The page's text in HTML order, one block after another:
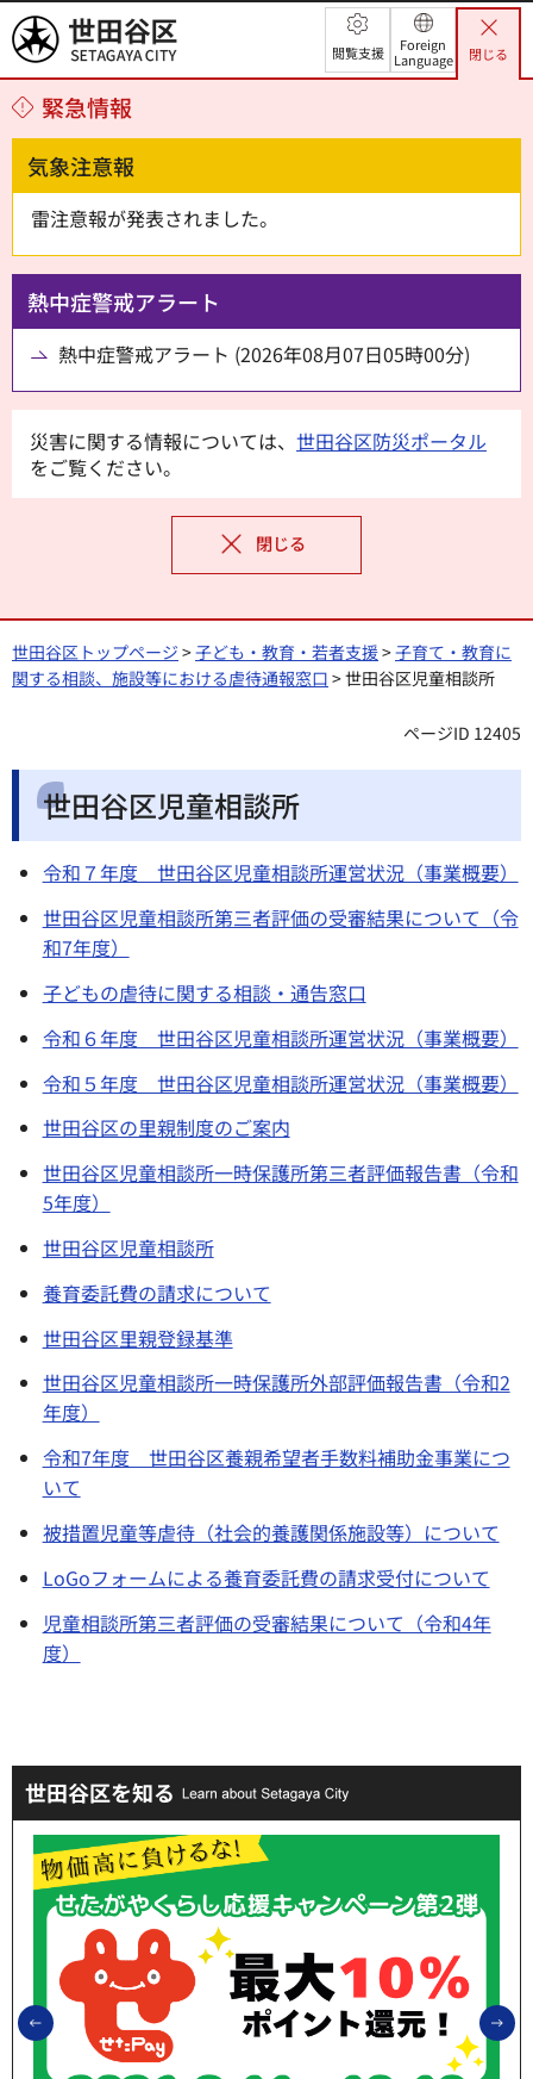
世田谷区 閲覧支援
Foreign
Language
閉じる
緊急情報
気象注意報
雷注意報が発表されました。
熱中症警戒アラート
熱中症警戒アラート (2026年08月07日05時00分)
災害に関する情報については、 世田谷区防災ポータル
をご覧ください。
閉じる
世田谷区トップページ >子ども・教育・若者支援>子育て・教育に
関する相談、施設等における虐待通報窓口 > 世田谷区児童相談所
ページID 12405
世田谷区児童相談所
令和７年度 世田谷区児童相談所運営状況（事業概要）
世田谷区児童相談所第三者評価の受審結果について（令
和7年度）
子どもの虐待に関する相談・通告窓口
令和６年度 世田谷区児童相談所運営状況（事業概要）
令和５年度 世田谷区児童相談所運営状況（事業概要）
世田谷区の里親制度のご案内
世田谷区児童相談所一時保護所第三者評価報告書（令和
5年度）
世田谷区児童相談所
養育委託費の請求について
世田谷区里親登録基準
世田谷区児童相談所一時保護所外部評価報告書（令和2
年度）
令和7年度 世田谷区養親希望者手数料補助金事業につ
いて
被措置児童等虐待（社会的養護関係施設等）について
LoGoフォームによる養育委託費の請求受付について
児童相談所第三者評価の受審結果について（令和4年
度）
世田谷区を知る
前のスライドを表示